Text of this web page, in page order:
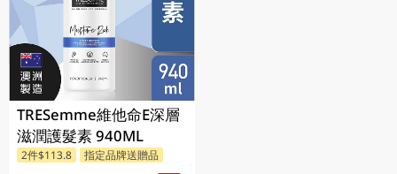
TRESemme維他命E深層
滋潤護髮素 940ML
2件$113.8 指定品牌送贈品